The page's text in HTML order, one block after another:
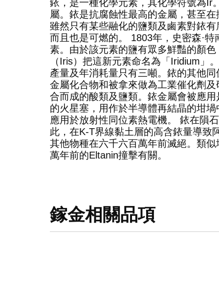
銥，是一種化學元素，其化學符號為Ir
屬。銥是抗腐蝕性最高的金屬，甚至
雖然只有某些融化的鹽類及鹵素對銥
而且也是可燃的。 1803年，史密森·
素。由於該元素的鹽有眾多鮮豔的顏
（Iris）把這新元素命名為「Iridium」
產量及年消耗量只有三噸。銥的其他
金屬化合物和被拿來做為工業催化劑
合而成的酸類及鹽類。銥金屬會被應
的火星塞，用作於半導體再結晶的坩
應用於放射性同位素熱電機。 銥在隕
此，在K-T界線黏土層的高含銥量導致
其他物種在六千六百萬年前滅絕。類
萬年前的Eltanin撞擊有關。
鎵金相關品項